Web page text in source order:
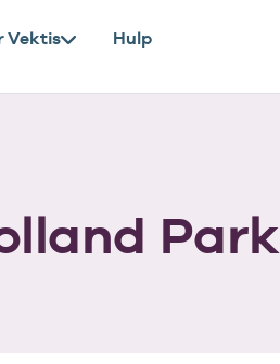
Vektis Hulp
Park